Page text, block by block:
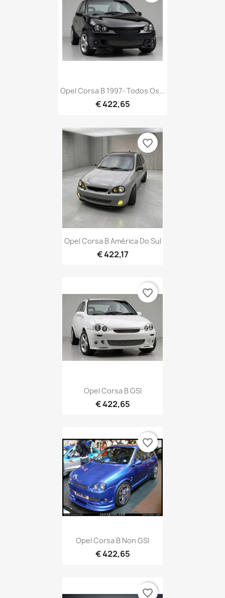
Opel Corsa B 1997- Todos Os...
€ 422,65
Opel Corsa B América Do Sul
€ 422,17
favorite_border
Opel Corsa B GSI
€ 422,65
favorite_border
Opel Corsa B Non GSI
€ 422,65
favorite_border
favorite_border